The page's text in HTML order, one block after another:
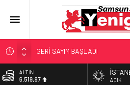
GERİ SAYIM BAŞLADI
SAMSUNSPOR’DA HEDEF
‘BAFRA’YA YATIRIM YAPIN!’
ALTIN
6.519,97 AÇIK